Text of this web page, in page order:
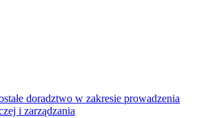
doradztwo w zakresie prowadzenia
i zarządzania